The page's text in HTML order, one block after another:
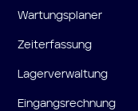
Wartungsplaner
Zeiterfassung
Lagerverwaltung
Eingangsrechnung